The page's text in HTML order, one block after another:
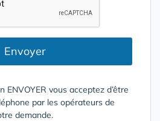
Envoyer
ENVOYER vous acceptez d’être
par les opérateurs de
demande.